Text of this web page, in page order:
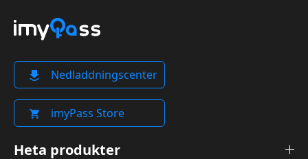
Nedladdningscenter
imyPass Store
Heta produkter